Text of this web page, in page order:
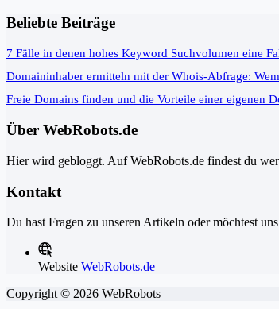
Beliebte Beiträge
7 Fälle in denen hohes Keyword Suchvolumen eine
Domaininhaber ermitteln mit der Whois-Abfrage:
Freie Domains finden und die Vorteile einer eigenen
Über WebRobots.de
Hier wird gebloggt. Auf WebRobots.de findest du
Kontakt
Du hast Fragen zu unseren Artikeln oder möchtest
Website WebRobots.de
Copyright © 2026 WebRobots